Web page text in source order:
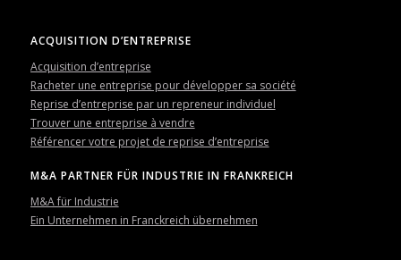
ACQUISITION D’ENTREPRISE
Acquisition d’entreprise
Racheter une entreprise pour développer sa société
Reprise d’entreprise par un repreneur individuel
Trouver une entreprise à vendre
Référencer votre projet de reprise d’entreprise
M&A PARTNER FÜR INDUSTRIE IN FRANKREICH
M&A für Industrie
Ein Unternehmen in Franckreich übernehmen